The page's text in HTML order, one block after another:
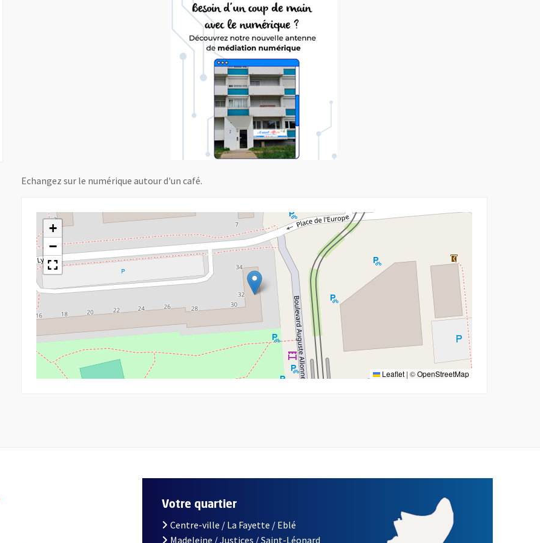
Echangez sur le numérique autour d'un café.
+
−
Leaflet | ©OpenStreetMap
Votre quartier
Centre-ville / La Fayette / Eblé
Madeleine / Justices / Saint-Léonard